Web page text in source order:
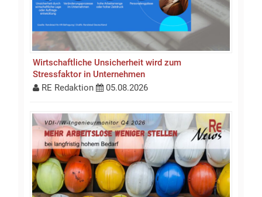
Wirtschaftliche Unsicherheit wird zum
Stressfaktor in Unternehmen
RE Redaktion
05.08.2026